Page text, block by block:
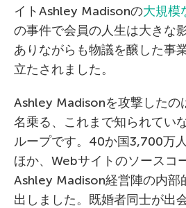
イトAshley Madisonの大規模
の事件で会員の人生は大きな
ありながらも物議を醸した事
立たされました。
Ashley Madisonを攻撃したの
名乗る、これまで知られてい
ループです。40か国3,700万
ほか、Webサイトのソースコ
Ashley Madison経営陣の内部
出しました。既婚者同士が出